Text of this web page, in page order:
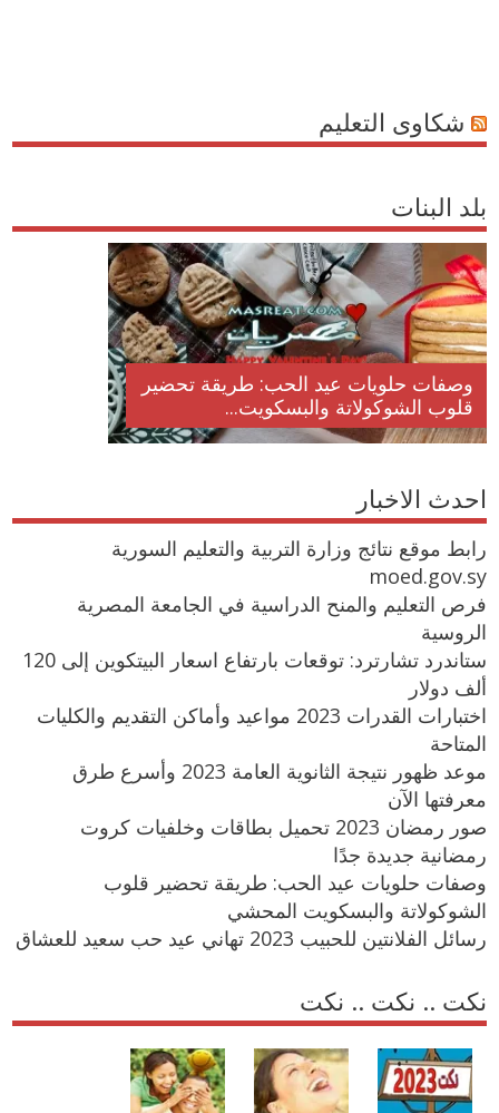
شكاوى التعليم
بلد البنات
وصفات حلويات عيد الحب: طريقة تحضير
قلوب الشوكولاتة والبسكويت...
احدث الاخبار
رابط موقع نتائج وزارة التربية والتعليم السورية
moed.gov.sy
فرص التعليم والمنح الدراسية في الجامعة المصرية
الروسية
ستاندرد تشارترد: توقعات بارتفاع اسعار البيتكوين إلى 120
ألف دولار
اختبارات القدرات 2023 مواعيد وأماكن التقديم والكليات
المتاحة
موعد ظهور نتيجة الثانوية العامة 2023 وأسرع طرق
معرفتها الآن
صور رمضان 2023 تحميل بطاقات وخلفيات كروت
رمضانية جديدة جدًا
وصفات حلويات عيد الحب: طريقة تحضير قلوب
الشوكولاتة والبسكويت المحشي
رسائل الفلانتين للحبيب 2023 تهاني عيد حب سعيد للعشاق
نكت .. نكت .. نكت